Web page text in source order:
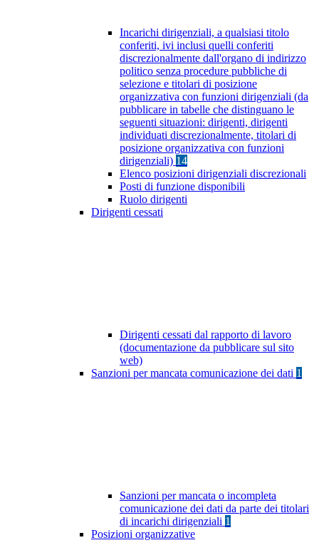
Incarichi dirigenziali, a qualsiasi titolo
conferiti, ivi inclusi quelli conferiti
discrezionalmente dall'organo di indirizzo
politico senza procedure pubbliche di
selezione e titolari di posizione
organizzativa con funzioni dirigenziali (da
pubblicare in tabelle che distinguano le
seguenti situazioni: dirigenti, dirigenti
individuati discrezionalmente, titolari di
posizione organizzativa con funzioni
dirigenziali) 14
Elenco posizioni dirigenziali discrezionali
Posti di funzione disponibili
Ruolo dirigenti
Dirigenti cessati
Dirigenti cessati dal rapporto di lavoro
(documentazione da pubblicare sul sito
web)
Sanzioni per mancata comunicazione dei dati 1
Sanzioni per mancata o incompleta
comunicazione dei dati da parte dei titolari
di incarichi dirigenziali 1
Posizioni organizzative